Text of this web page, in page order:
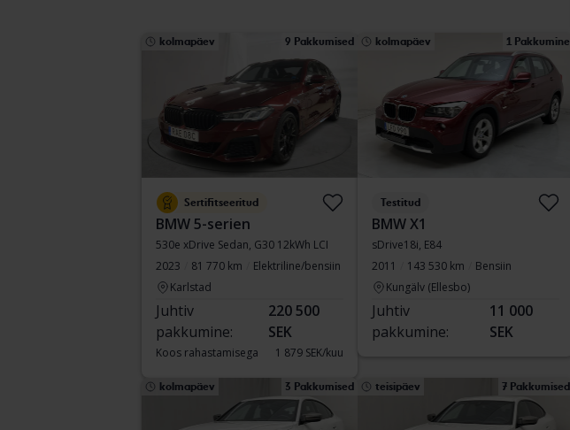
kolmapäev 9 Pakkumised
Sertifitseeritud
BMW 5-serien
530e xDrive Sedan, G30 12kWh LCI
2023
81 770 km
Elektriline/bensiin
Karlstad
Juhtiv
pakkumine:
220 500
SEK
Koos rahastamisega 1 879 SEK/kuu
kolmapäev 1 Pakkumine
Testitud
BMW X1
sDrive18i, E84
2011
143 530 km
Bensiin
Kungälv (Ellesbo)
Juhtiv
pakkumine:
11 000
SEK
kolmapäev 3 Pakkumised teisipäev 7 Pakkumised